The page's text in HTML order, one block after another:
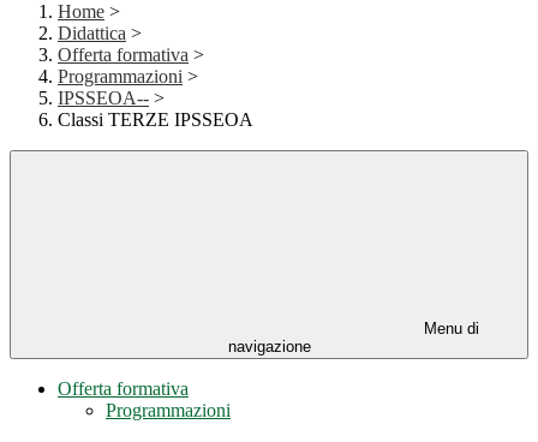
Home >
Didattica >
Offerta formativa >
Programmazioni >
IPSSEOA-- >
Classi TERZE IPSSEOA
Menu di
navigazione
Offerta formativa
Programmazioni